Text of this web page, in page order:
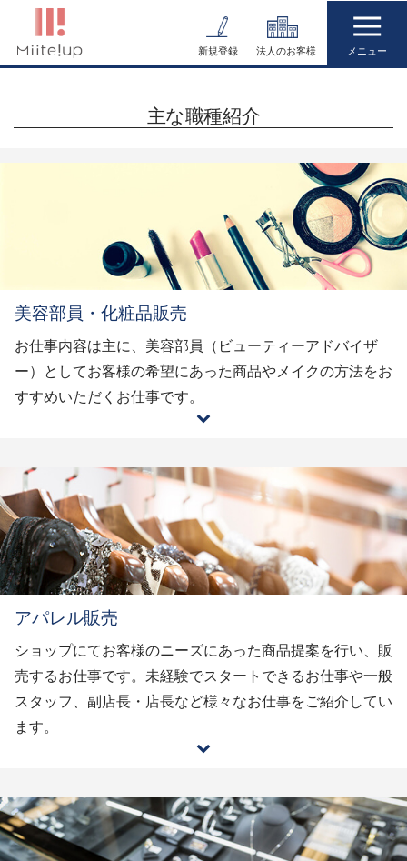
テ
ス
新規登録 法人のお客様
主な職種紹介
美容部員・化粧品販売
お仕事内容は主に、美容部員（ビューティーアドバイザ
ー）としてお客様の希望にあった商品やメイクの方法をお
すすめいただくお仕事です。
アパレル販売
ショップにてお客様のニーズにあった商品提案を行い、販
売するお仕事です。未経験でスタートできるお仕事や一般
スタッフ、副店長・店長など様々なお仕事をご紹介してい
ます。